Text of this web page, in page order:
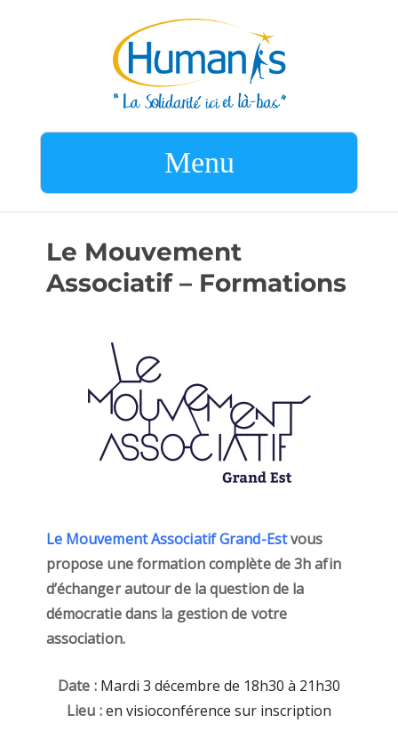
Menu
Le Mouvement
Associatif – Formations
Le Mouvement Associatif Grand-Estvous
propose une formation complète de 3h afin
d’échanger autour de la question de la
démocratie dans la gestion de votre
association.
Date : Mardi 3 décembre de 18h30 à 21h30
Lieu :en visioconférence sur inscription